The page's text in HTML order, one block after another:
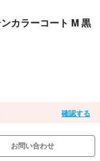
カラーコート M 黒
確認する
お問い合わせ